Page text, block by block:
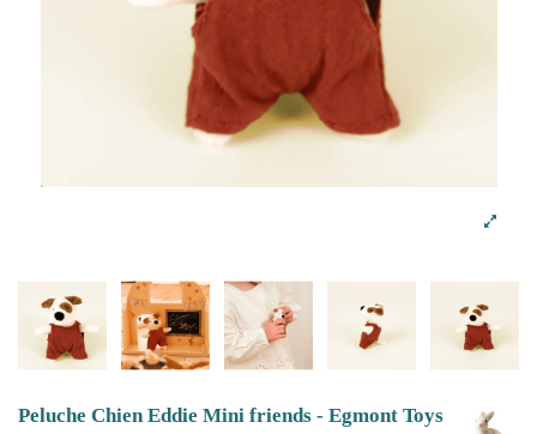
Peluche Chien Eddie Mini friends - Egmont Toys